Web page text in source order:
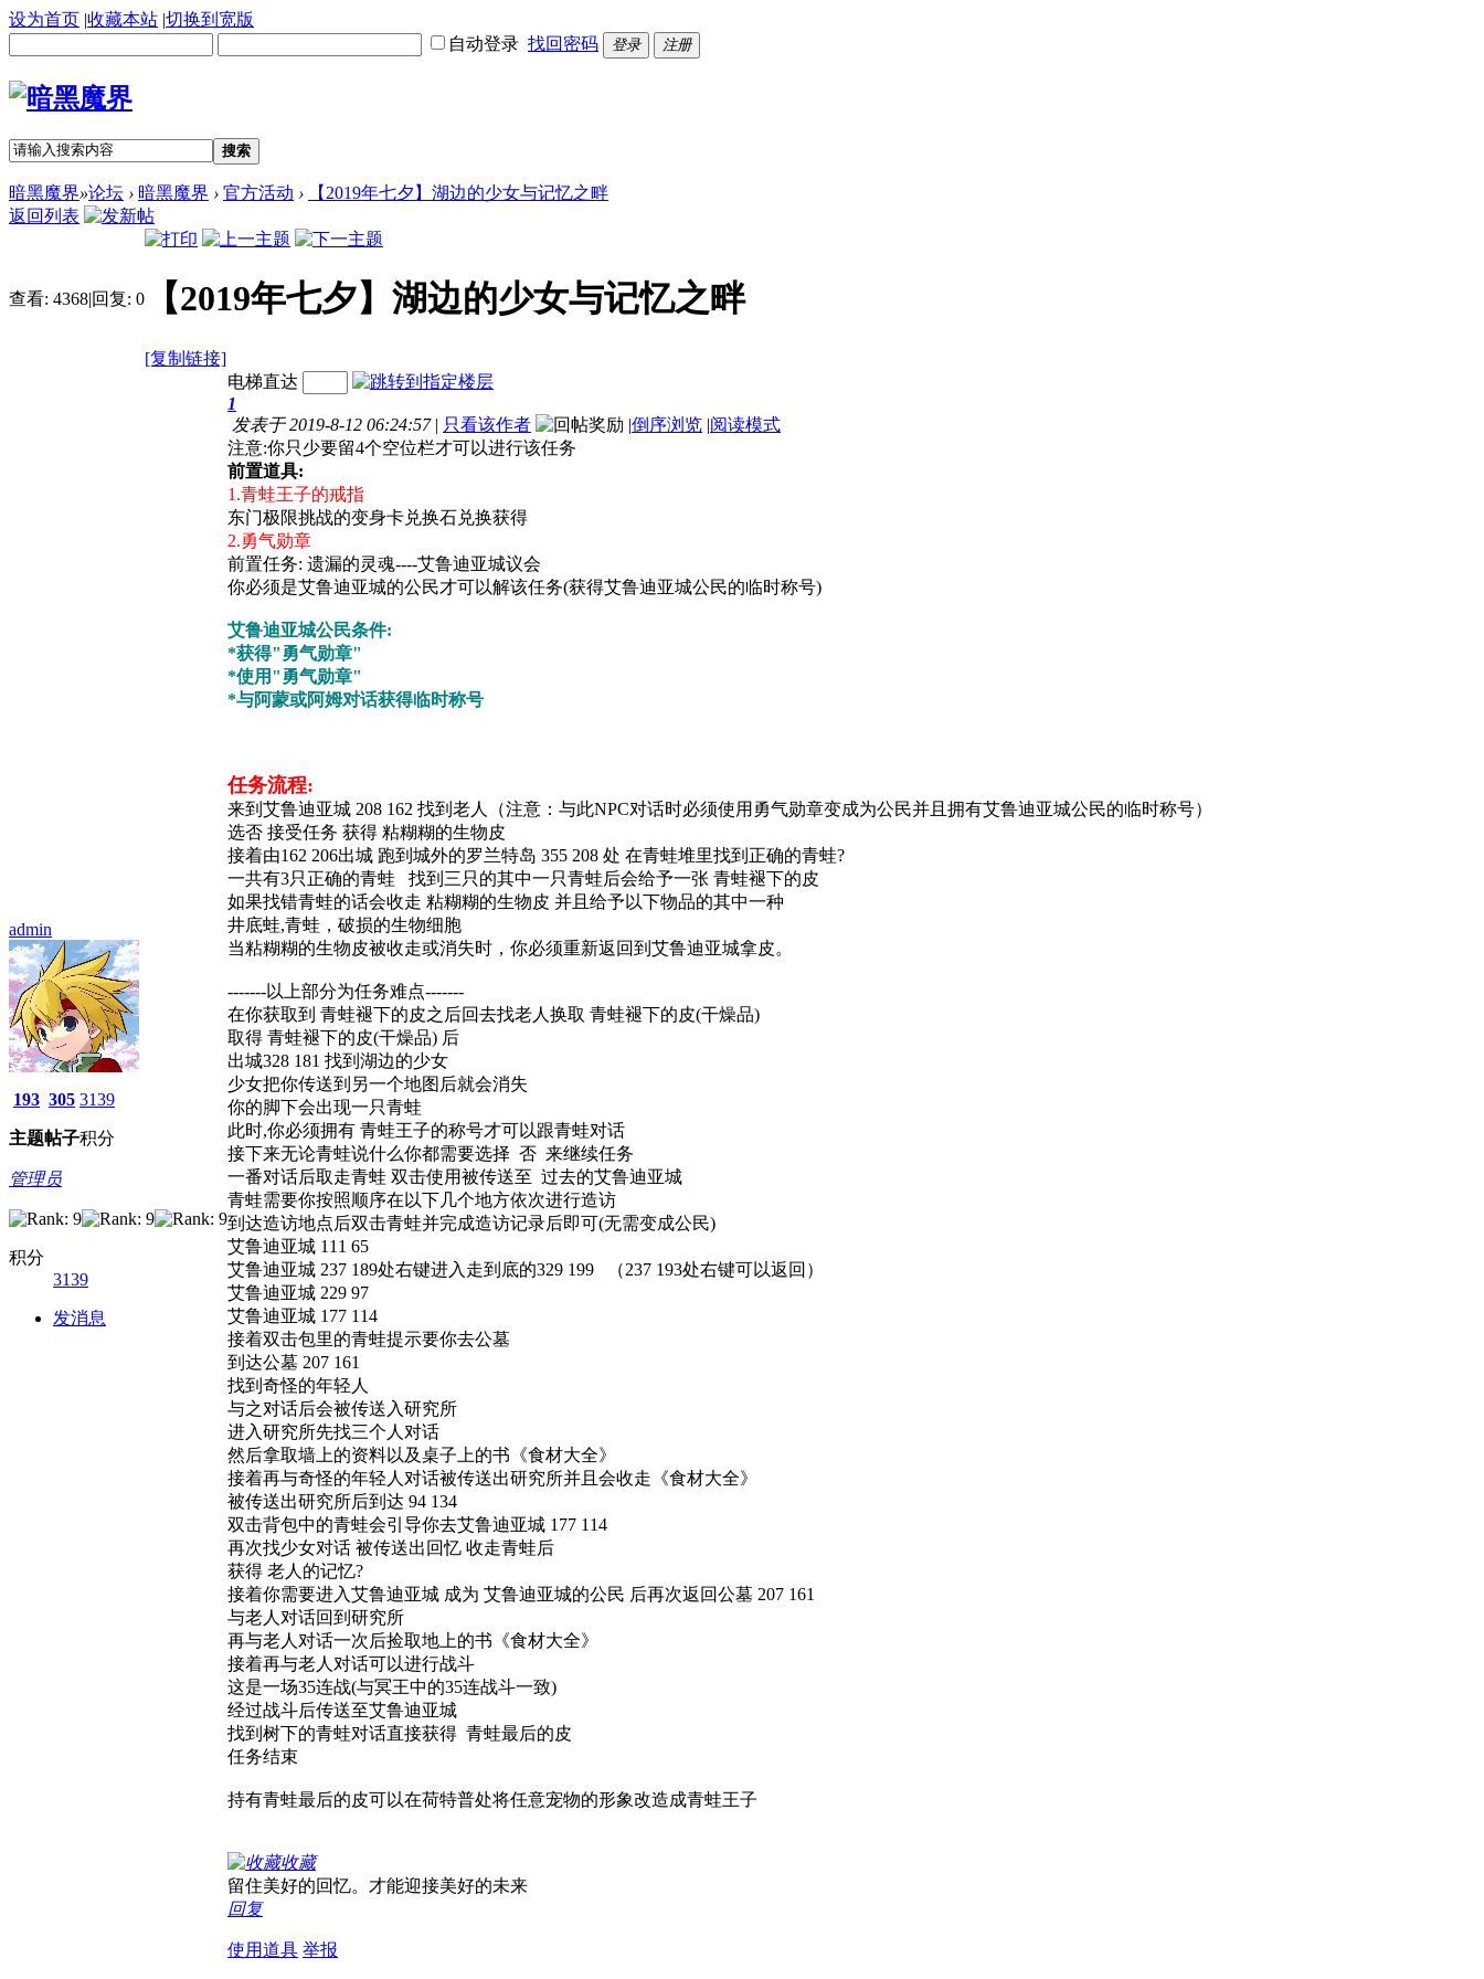
设为首页 |收藏本站 |切换到宽版
自动登录 找回密码 登录 注册
搜索
暗黑魔界»论坛 › 暗黑魔界 › 官方活动 ›
【2019年七夕】湖边的少女与记忆之畔
返回列表
查看: 4368|回复: 0 【2019年七夕】湖边的少女与记忆之畔
[复制链接]
admin
193
主题
305
帖子
3139
积分
管理员
积分
3139
发消息
电梯直达
1
发表于 2019-8-12 06:24:57 | 只看该作者 |倒序浏览 |阅读模式
注意:你只少要留4个空位栏才可以进行该任务
前置道具:
1.青蛙王子的戒指
东门极限挑战的变身卡兑换石兑换获得
2.勇气勋章
前置任务: 遗漏的灵魂----艾鲁迪亚城议会
你必须是艾鲁迪亚城的公民才可以解该任务(获得艾鲁迪亚城公民的临时称号)
艾鲁迪亚城公民条件:
*获得"勇气勋章"
*使用"勇气勋章"
*与阿蒙或阿姆对话获得临时称号
任务流程:
来到艾鲁迪亚城 208 162 找到老人（注意：与此NPC对话时必须使用勇气勋章变成为公民并且拥有艾鲁迪亚城公民的临时称号）
选否 接受任务 获得 粘糊糊的生物皮
接着由162 206出城 跑到城外的罗兰特岛 355 208 处 在青蛙堆里找到正确的青蛙?
一共有3只正确的青蛙 找到三只的其中一只青蛙后会给予一张 青蛙褪下的皮
如果找错青蛙的话会收走 粘糊糊的生物皮 并且给予以下物品的其中一种
井底蛙,青蛙，破损的生物细胞
当粘糊糊的生物皮被收走或消失时，你必须重新返回到艾鲁迪亚城拿皮。
-------以上部分为任务难点-------
在你获取到 青蛙褪下的皮之后回去找老人换取 青蛙褪下的皮(干燥品)
取得 青蛙褪下的皮(干燥品) 后
出城328 181 找到湖边的少女
少女把你传送到另一个地图后就会消失
你的脚下会出现一只青蛙
此时,你必须拥有 青蛙王子的称号才可以跟青蛙对话
接下来无论青蛙说什么你都需要选择 否 来继续任务
一番对话后取走青蛙 双击使用被传送至 过去的艾鲁迪亚城
青蛙需要你按照顺序在以下几个地方依次进行造访
到达造访地点后双击青蛙并完成造访记录后即可(无需变成公民)
艾鲁迪亚城 111 65
艾鲁迪亚城 237 189处右键进入走到底的329 199 （237 193处右键可以返回）
艾鲁迪亚城 229 97
艾鲁迪亚城 177 114
接着双击包里的青蛙提示要你去公墓
到达公墓 207 161
找到奇怪的年轻人
与之对话后会被传送入研究所
进入研究所先找三个人对话
然后拿取墙上的资料以及桌子上的书《食材大全》
接着再与奇怪的年轻人对话被传送出研究所并且会收走《食材大全》
被传送出研究所后到达 94 134
双击背包中的青蛙会引导你去艾鲁迪亚城 177 114
再次找少女对话 被传送出回忆 收走青蛙后
获得 老人的记忆?
接着你需要进入艾鲁迪亚城 成为 艾鲁迪亚城的公民 后再次返回公墓 207 161
与老人对话回到研究所
再与老人对话一次后捡取地上的书《食材大全》
接着再与老人对话可以进行战斗
这是一场35连战(与冥王中的35连战斗一致)
经过战斗后传送至艾鲁迪亚城
找到树下的青蛙对话直接获得 青蛙最后的皮
任务结束
持有青蛙最后的皮可以在荷特普处将任意宠物的形象改造成青蛙王子
收藏
留住美好的回忆。才能迎接美好的未来
回复
使用道具 举报